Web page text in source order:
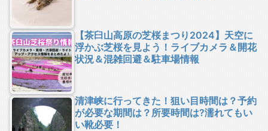
【茶臼山高原の芝桜まつり2024】天空に
浮かぶ芝桜を見よう！ライブカメラ＆開花
状況＆混雑回避＆駐車場情報
清津峡に行ってきた！狙い目時間は？予約
が必要な期間は？所要時間は?濡れてもい
い靴必要！